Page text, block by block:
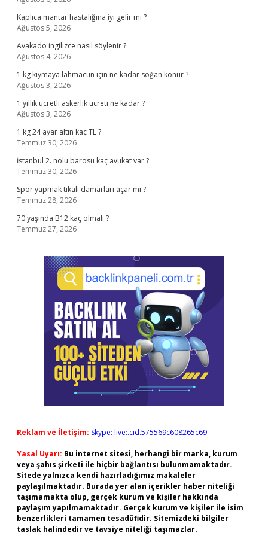
Kaplıca mantar hastalığına iyi gelir mi ?
Ağustos 5, 2026
Avakado ingilizce nasıl söylenir ?
Ağustos 4, 2026
1 kg kıymaya lahmacun için ne kadar soğan konur ?
Ağustos 3, 2026
1 yıllık ücretli askerlik ücreti ne kadar ?
Ağustos 3, 2026
1 kg 24 ayar altın kaç TL ?
Temmuz 30, 2026
İstanbul 2. nolu barosu kaç avukat var ?
Temmuz 30, 2026
Spor yapmak tıkalı damarları açar mı ?
Temmuz 28, 2026
70 yaşında B12 kaç olmalı ?
Temmuz 27, 2026
Reklam ve İletişim: Skype: live:.cid.575569c608265c69
Yasal Uyarı: Bu internet sitesi, herhangi bir marka, kurum
veya şahıs şirketi ile hiçbir bağlantısı bulunmamaktadır.
Sitede yalnızca kendi hazırladığımız makaleler
paylaşılmaktadır. Burada yer alan içerikler haber niteliği
taşımamakta olup, gerçek kurum ve kişiler hakkında
paylaşım yapılmamaktadır. Gerçek kurum ve kişiler ile isim
benzerlikleri tamamen tesadüfidir. Sitemizdeki bilgiler
taslak halindedir ve tavsiye niteliği taşımazlar.